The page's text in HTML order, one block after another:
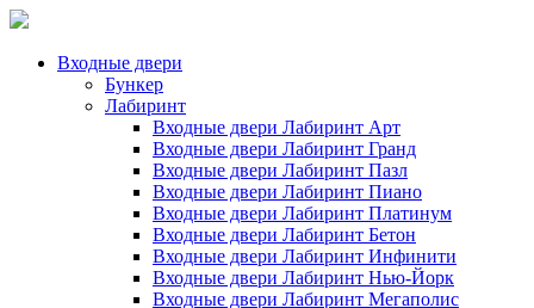
Входные двери
Бункер
Лабиринт
Входные двери Лабиринт Арт
Входные двери Лабиринт Гранд
Входные двери Лабиринт Пазл
Входные двери Лабиринт Пиано
Входные двери Лабиринт Платинум
Входные двери Лабиринт Бетон
Входные двери Лабиринт Инфинити
Входные двери Лабиринт Нью-Йорк
Входные двери Лабиринт Мегаполис